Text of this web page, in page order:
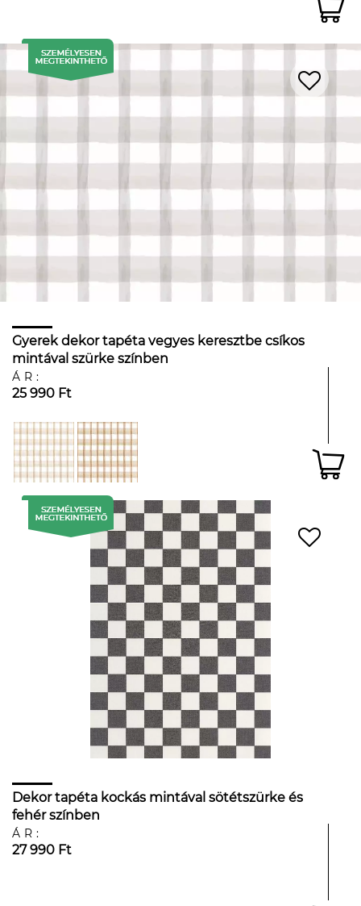
Gyerek dekor tapéta vegyes keresztbe csíkos
mintával szürke színben
ÁR:
25 990 Ft
Dekor tapéta kockás mintával sötétszürke és
fehér színben
ÁR:
27 990 Ft